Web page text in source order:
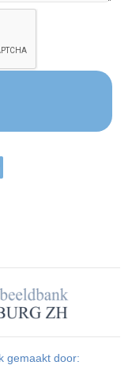
gemaakt door: